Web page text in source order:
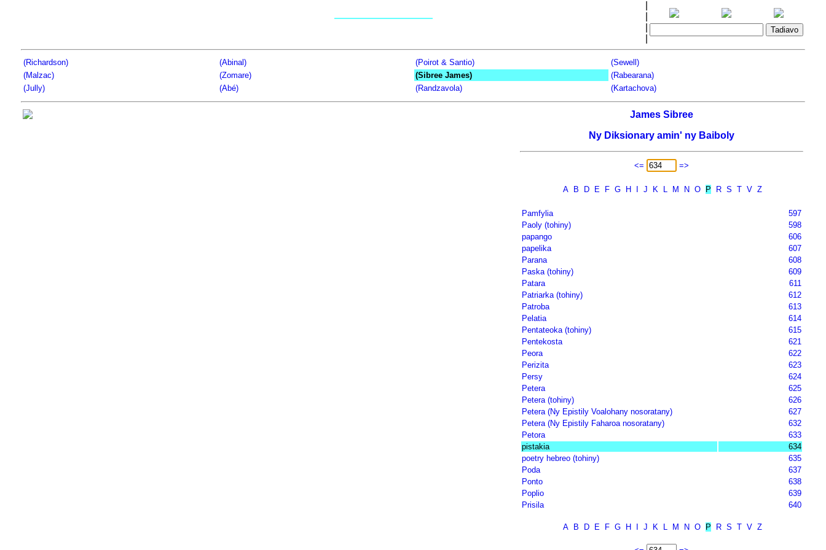
(Richardson) (Abinal) (Poirot & Santio)
(Sewell)
(Malzac)
(Zomare) (Sibree James)
(Rabearana)
(Jully)
(Abé) (Randzavola) (Kartachova)
James Sibree
Ny Diksionary amin' ny Baiboly
<= =>
A B D E F G H J K L M N O P R S T V Z
Pamfylia
597
Paoly (tohiny)
598
papango
606
papelika
607
Parana
608
Paska (tohiny)
609
Patara
611
Patriarka (tohiny)
612
Patroba
613
Pelatia
614
Pentateoka (tohiny)
615
Pentekosta
621
Peora
622
Perizita
623
Persy
624
Petera
625
Petera (tohiny)
626
Petera (Ny Epistily Voalohany nosoratany)
627
Petera (Ny Epistily Faharoa nosoratany)
632
Petora
633
pistakia
634
poetry hebreo (tohiny)
635
Poda
637
Ponto
638
Poplio
639
Prisila
640
A B D E F G H J K L M N O P R S T V Z